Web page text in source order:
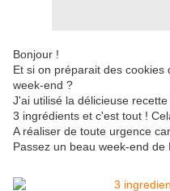
Bonjour !
Et si on préparait des
week-end ?
J'ai utilisé la délicieuse recette
3 ingrédients et c'est tout !
A réaliser de toute urgence
Passez un beau week-end de